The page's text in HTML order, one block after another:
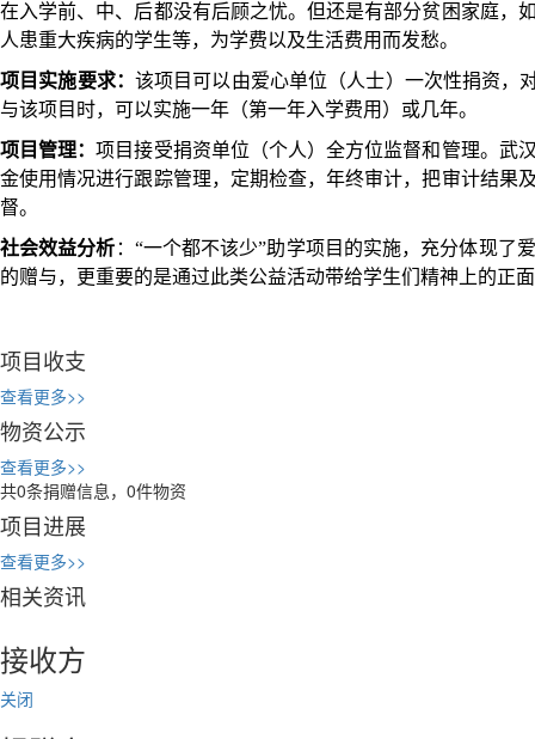
在入学前、中、后都没有后顾之忧。但还是有部分贫困家庭，
人患重大疾病的学生等，为学费以及生活费用而发愁。
项目实施要求： 该项目可以由爱心单位（人士）一次性捐资，
与该项目时，可以实施一年（第一年入学费用）或几年。
项目管理：项目接受捐资单位（个人）全方位监督和管理。武
金使用情况进行跟踪管理，定期检查，年终审计，把审计结果
督。
社会效益分析 ：“一个都不该少”助学项目的实施，充分体现了
的赠与，更重要的是通过此类公益活动带给学生们精神上的正
项目收支
查看更多>>
物资公示
查看更多>>
共0条捐赠信息， 0件物资
项目进展
查看更多>>
相关资讯
接收方
关闭